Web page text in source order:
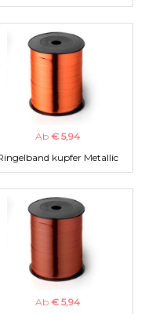
Ab € 5,94
kupfer Metallic
Ab € 5,94